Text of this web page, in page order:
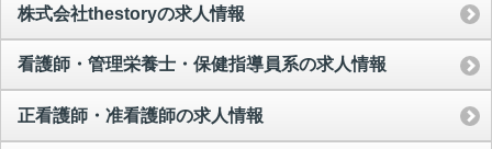
株式会社thestoryの求人情報
看護師・管理栄養士・保健指導員系の求人情報
正看護師・准看護師の求人情報